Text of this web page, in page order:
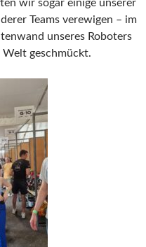
wir sogar einige unserer
Teams verewigen – im
unseres Roboters
Welt geschmückt.